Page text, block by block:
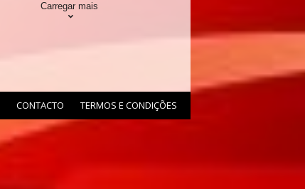
Carregar mais
CONTACTO TERMOS E CONDIÇÕES